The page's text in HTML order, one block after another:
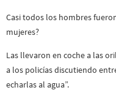
Casi todos los hombres
mujeres?
Las llevaron en coche a las
a los policías discutiendo
echarlas al agua”.